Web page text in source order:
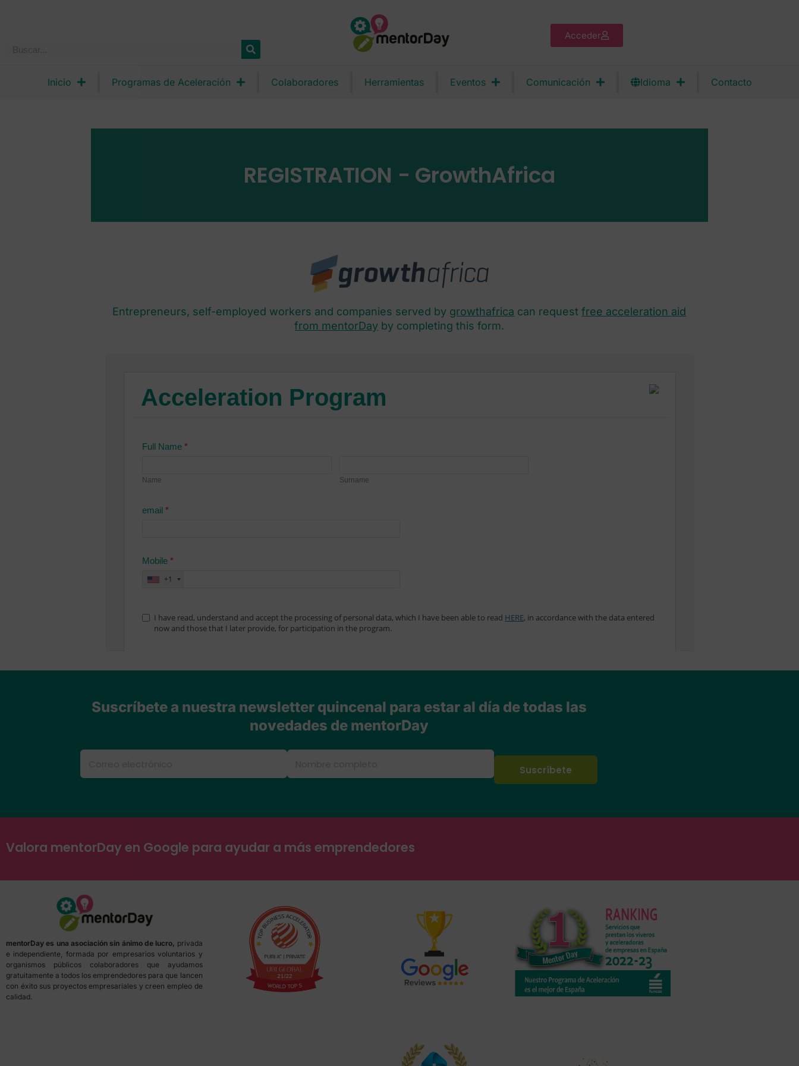
Acceder
Inicio Programas de Aceleración Colaboradores Herramientas Eventos Comunicación Idioma Contacto
REGISTRATION - GrowthAfrica
Entrepreneurs, self-employed workers and companies served by growthafrica can requestfree acceleration aid
from mentorDay by completing this form.
Suscríbete a nuestra newsletter quincenal para estar al día de todas las
novedades de mentorDay
Valora mentorDay en Google para ayudar a más emprendedores
mentorDay es una asociación sin ánimo de lucro, privada
e independiente, formada por empresarios voluntarios y
organismos públicos colaboradores que ayudamos
gratuitamente a todos los emprendedores para que lancen
con éxito sus proyectos empresariales y creen empleo de
calidad.